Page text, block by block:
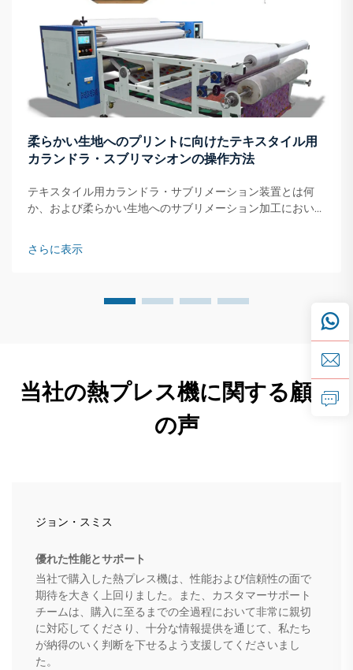
柔らかい生地へのプリントに向けたテキスタイル用
カランドラ・スブリマシオンの操作方法
テキスタイル用カランドラ・サブリメーション装置とは何
か、および柔らかい生地へのサブリメーション加工において
間の3要素がポリエステル混紡ニット素材へのサブリメーシ
ョンを可能にする仕組み。カランドラ・サブリメーション工
さらに表示
当社の熱プレス機に関する顧客
の声
ジョン・スミス
優れた性能とサポート
当社で購入した熱プレス機は、性能および信頼性の面で
期待を大きく上回りました。また、カスタマーサポート
チームは、購入に至るまでの全過程において非常に親切
に対応してくださり、十分な情報提供を通じて、私たち
が納得のいく判断を下せるよう支援してくださいまし
た。